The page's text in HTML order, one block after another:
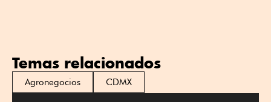
Temas relacionados
Agronegocios CDMX